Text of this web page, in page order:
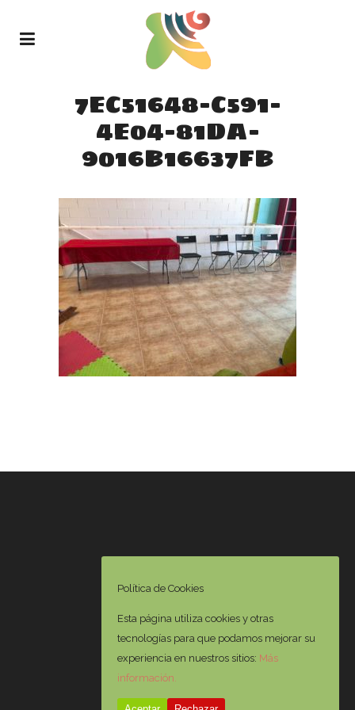
7EC51648-C591-
4E04-81DA-
9016B16637FB
Política de Cookies
Esta página utiliza cookies y otras
tecnologías para que podamos mejorar su
experiencia en nuestros sitios: Más
información.